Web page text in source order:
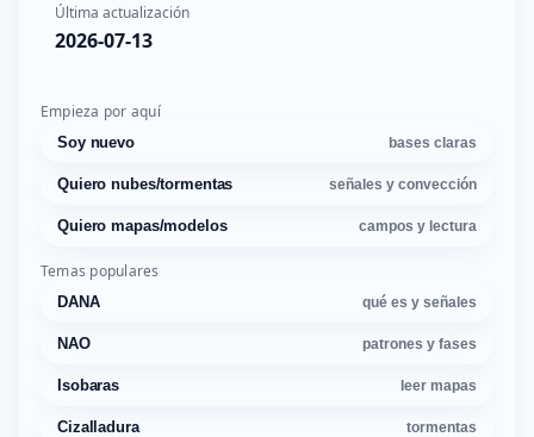
Última actualización
2026-07-13
Empieza por aquí
Soy nuevo bases claras
Quiero nubes/tormentas señales y convección
Quiero mapas/modelos campos y lectura
Temas populares
DANA qué es y señales
NAO patrones y fases
Isobaras leer mapas
Cizalladura tormentas